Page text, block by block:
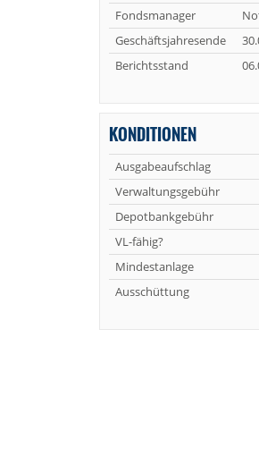
Fondsmanager
Geschäftsjahresende
Berichtsstand
KONDITIONEN
Ausgabeaufschlag
Verwaltungsgebühr
Depotbankgebühr
VL-fähig?
Mindestanlage
Ausschüttung